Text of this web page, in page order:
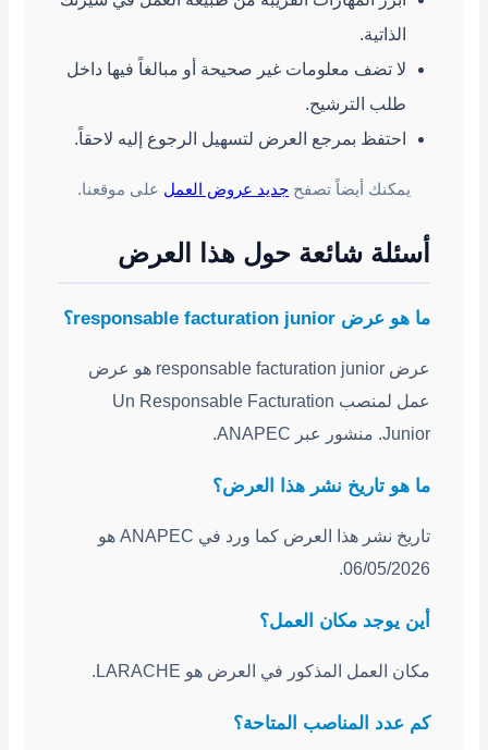
الذاتية.
لا تضف معلومات غير صحيحة أو مبالغاً فيها داخل
طلب الترشيح.
احتفظ بمرجع العرض لتسهيل الرجوع إليه لاحقاً.
يمكنك أيضاً تصفح جديد عروض العمل على موقعنا.
أسئلة شائعة حول هذا العرض
ما هو عرض responsable facturation junior؟
عرض responsable facturation junior هو عرض
عمل لمنصب Un Responsable Facturation
Junior. منشور عبر ANAPEC.
ما هو تاريخ نشر هذا العرض؟
تاريخ نشر هذا العرض كما ورد في ANAPEC هو
06/05/2026.
أين يوجد مكان العمل؟
مكان العمل المذكور في العرض هو LARACHE.
كم عدد المناصب المتاحة؟